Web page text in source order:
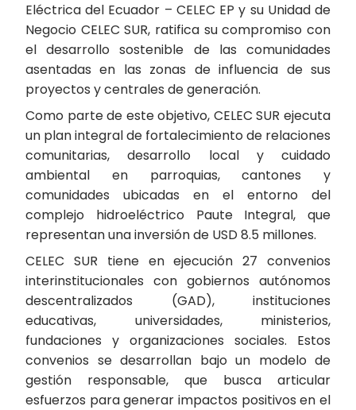
Eléctrica del Ecuador – CELEC EP y su Unidad de
Negocio CELEC SUR, ratifica su compromiso con
el desarrollo sostenible de las comunidades
asentadas en las zonas de influencia de sus
proyectos y centrales de generación.
Como parte de este objetivo, CELEC SUR ejecuta
un plan integral de fortalecimiento de relaciones
comunitarias, desarrollo local y cuidado
ambiental en parroquias, cantones y
comunidades ubicadas en el entorno del
complejo hidroeléctrico Paute Integral, que
representan una inversión de USD 8.5 millones.
CELEC SUR tiene en ejecución 27 convenios
interinstitucionales con gobiernos autónomos
descentralizados (GAD), instituciones
educativas, universidades, ministerios,
fundaciones y organizaciones sociales. Estos
convenios se desarrollan bajo un modelo de
gestión responsable, que busca articular
esfuerzos para generar impactos positivos en el